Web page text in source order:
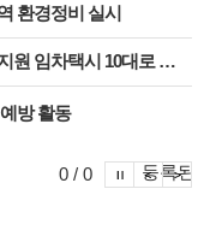
환경정비 실시
택시 10대로 확대 운영
방 활동
등록된
0 / 0 포토
포토이